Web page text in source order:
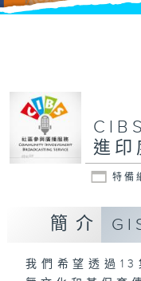
進印
特備
簡介
我們希望透過